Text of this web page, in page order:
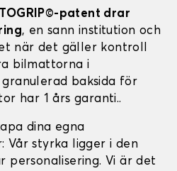
patent drar
, en sann institution och
när det gäller kontroll
bilmattorna i
baksida för
har 1 års garanti..
dina egna
Vår styrka ligger i den
personalisering. Vi är det